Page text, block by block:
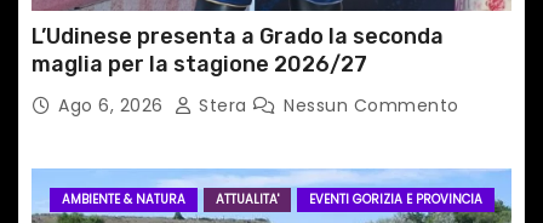
L’Udinese presenta a Grado la seconda
maglia per la stagione 2026/27
Ago 6, 2026 Stera Nessun Commento
AMBIENTE & NATURA ATTUALITA' EVENTI GORIZIA E PROVINCIA